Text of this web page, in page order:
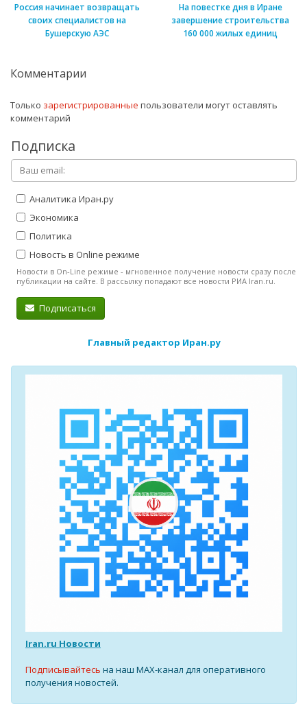
Россия начинает возвращать
своих специалистов на
Бушерскую АЭС
На повестке дня в Иране
завершение строительства
160 000 жилых единиц
Комментарии
Только зарегистрированные пользователи могут оставлять
комментарий
Подписка
Аналитика Иран.ру
Экономика
Политика
Новость в Online режиме
Новости в On-Line режиме - мгновенное получение новости сразу после
публикации на сайте. В рассылку попадают все новости РИА Iran.ru.
Подписаться
Главный редактор Иран.ру
Iran.ru Новости
Подписывайтесь на наш MAX-канал для оперативного
получения новостей.